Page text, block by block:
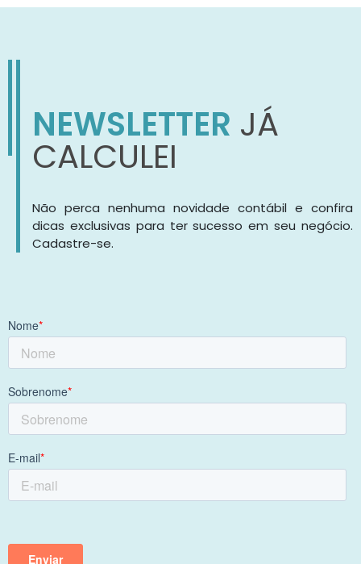
NEWSLETTER JÁ
CALCULEI
Não perca nenhuma novidade contábil e confira
dicas exclusivas para ter sucesso em seu negócio.
Cadastre-se.